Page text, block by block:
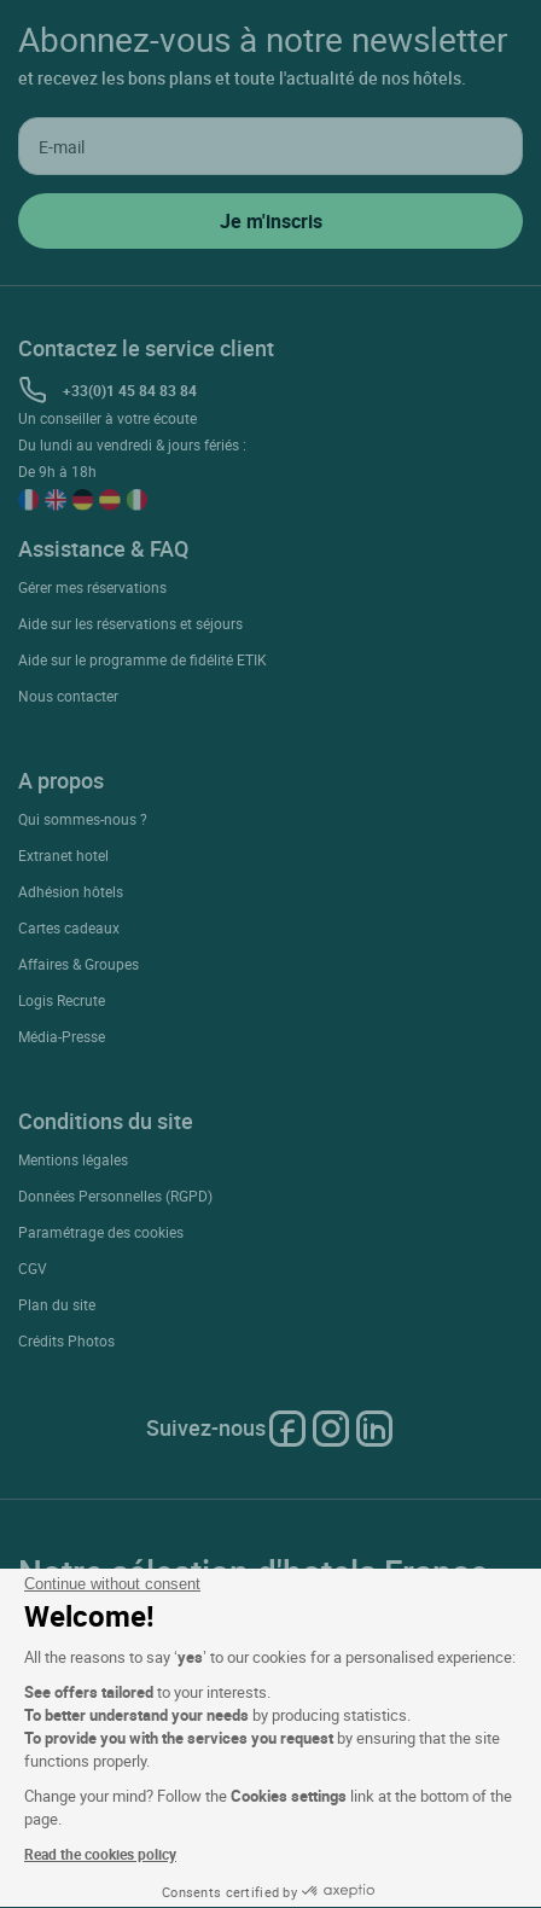
Continue without consent
Welcome!
All the reasons to say ‘yes’ to our cookies for a personalised experience:
See offers tailoredto your interests.
To better understand your needs by producing statistics.
To provide you with the services you request by ensuring that the site
functions properly.
Change your mind? Follow theCookies settings link at the bottom of the
page.
Read the cookies policy
Consents certified by
Abonnez-vous à notre newsletter
et recevez les bons plans et toute l'actualité de nos hôtels.
Contactez le service client
+33(0)1 45 84 83 84
Un conseiller à votre écoute
Du lundi au vendredi & jours fériés :
De 9h à 18h
Assistance & FAQ
Gérer mes réservations
Aide sur les réservations et séjours
Aide sur le programme de fidélité ETIK
Nous contacter
A propos
Qui sommes-nous ?
Extranet hotel
Adhésion hôtels
Cartes cadeaux
Affaires & Groupes
Logis Recrute
Média-Presse
Conditions du site
Mentions légales
Données Personnelles (RGPD)
Paramétrage des cookies
CGV
Plan du site
Crédits Photos
Suivez-nous
Notre sélection d'hotels France
et en Europe
Top Pays
Top Régions
Top Villes
Top Hotels